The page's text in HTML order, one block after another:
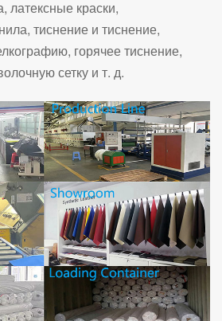
латексные краски,
тиснение и тиснение,
горячее тиснение,
сетку и т. д.